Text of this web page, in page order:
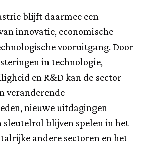
blijft daarmee een
innovatie, economische
vooruitgang. Door
in technologie,
en R&D kan de sector
veranderende
nieuwe uitdagingen
sleutelrol blijven spelen in het
andere sectoren en het